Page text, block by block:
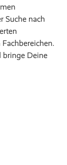
Suche nach
bringe Deine